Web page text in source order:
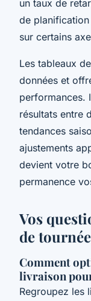
un taux de
de
sur certains
Les tableaux
données et
performances.
résultats entre
tendances
ajustements
devient votre
permanence
Vos
de
Comment
livraison
Regroupez les